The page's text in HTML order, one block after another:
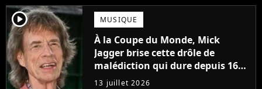
player2 MUSIQUE
À la Coupe du Monde, Mick
Jagger brise cette drôle de
malédiction qui dure depuis 16
ans
13 juillet 2026